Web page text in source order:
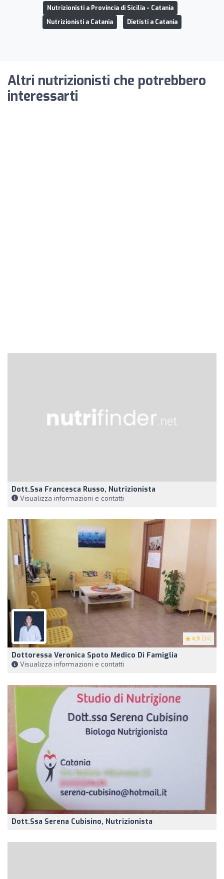
Nutrizionisti a Provincia di Sicilia - Catania
Nutrizionisti a Catania
Dietisti a Catania
Altri nutrizionisti che potrebbero
interessarti
Dott.ssa Francesca Russo, Nutrizionista
Visualizza informazioni e contatti
4.9 (34)
Dottoressa Veronica Spoto Medico Di Famiglia
Visualizza informazioni e contatti
Dott.ssa Serena Cubisino, Nutrizionista